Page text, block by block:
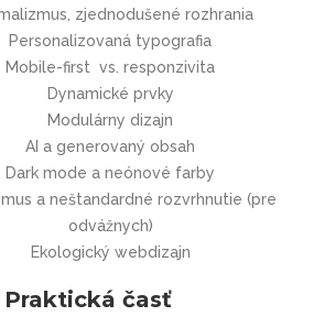
zjednodušené rozhrania
Personalizovaná typografia
Mobile-first vs. responzivita
Dynamické prvky
Modulárny dizajn
AI a generovaný obsah
Dark mode a neónové farby
a neštandardné rozvrhnutie (pre
odvážnych)
Ekologický webdizajn
Praktická časť